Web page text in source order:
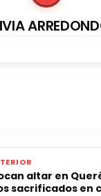
altar en
sacrificados en